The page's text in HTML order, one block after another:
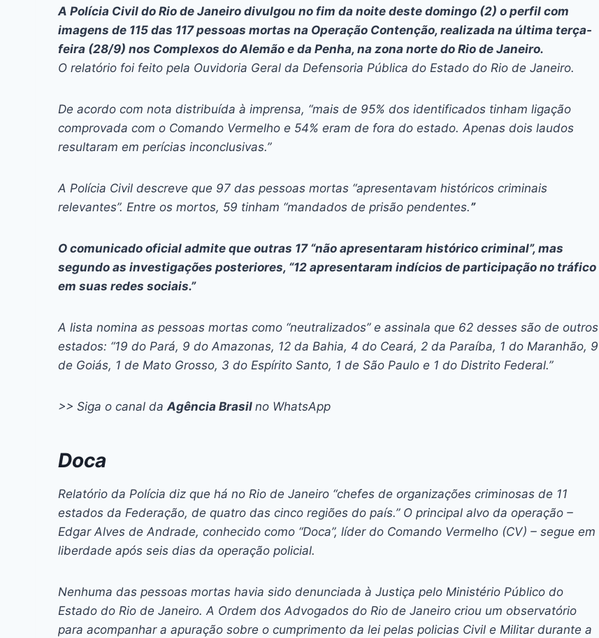
c
e
b
o
o
k
s
s
e
n
g
er
at
s
A
p
p
e
a
d
s
itt
er
er
e
st
k
e
dI
n
ai
l
p
y
Li
n
k
A Polícia Civil do Rio de Janeiro divulgou no fim da noite deste domingo (2) o perfil com
imagens de 115 das 117 pessoas mortas na Operação Contenção, realizada na última terça-
feira (28/9) nos Complexos do Alemão e da Penha, na zona norte do Rio de Janeiro.
O relatório foi feito pela Ouvidoria Geral da Defensoria Pública do Estado do Rio de Janeiro.
De acordo com nota distribuída à imprensa, “mais de 95% dos identificados tinham ligação
comprovada com o Comando Vermelho e 54% eram de fora do estado. Apenas dois laudos
resultaram em perícias inconclusivas.”
A Polícia Civil descreve que 97 das pessoas mortas “apresentavam históricos criminais
relevantes”. Entre os mortos, 59 tinham “mandados de prisão pendentes.”
O comunicado oficial admite que outras 17 “não apresentaram histórico criminal”, mas
segundo as investigações posteriores, “12 apresentaram indícios de participação no tráfico
em suas redes sociais.”
A lista nomina as pessoas mortas como “neutralizados” e assinala que 62 desses são de outros
estados: “19 do Pará, 9 do Amazonas, 12 da Bahia, 4 do Ceará, 2 da Paraíba, 1 do Maranhão, 9
de Goiás, 1 de Mato Grosso, 3 do Espírito Santo, 1 de São Paulo e 1 do Distrito Federal.”
>> Siga o canal daAgência Brasil no WhatsApp
Doca
Relatório da Polícia diz que há no Rio de Janeiro “chefes de organizações criminosas de 11
estados da Federação, de quatro das cinco regiões do país.” O principal alvo da operação –
Edgar Alves de Andrade, conhecido como “Doca”, líder do Comando Vermelho (CV) – segue em
liberdade após seis dias da operação policial.
Nenhuma das pessoas mortas havia sido denunciada à Justiça pelo Ministério Público do
Estado do Rio de Janeiro. A Ordem dos Advogados do Rio de Janeiro criou um observatório
para acompanhar a apuração sobre o cumprimento da lei pelas policias Civil e Militar durante a